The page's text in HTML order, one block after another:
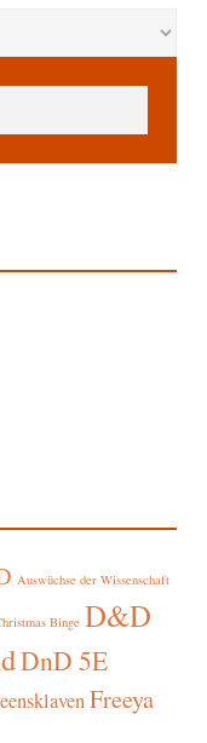
Auswüchse der Wissenschaft
Binge D&D
DnD 5E
Freeya